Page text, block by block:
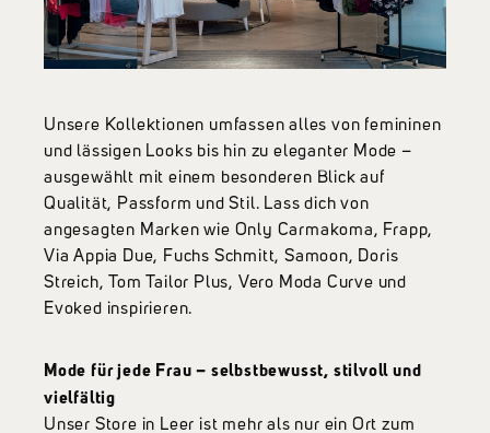
Unsere Kollektionen umfassen alles von femininen
und lässigen Looks bis hin zu eleganter Mode –
ausgewählt mit einem besonderen Blick auf
Qualität, Passform und Stil. Lass dich von
angesagten Marken wie Only Carmakoma, Frapp,
Via Appia Due, Fuchs Schmitt, Samoon, Doris
Streich, Tom Tailor Plus, Vero Moda Curve und
Evoked inspirieren.
Mode für jede Frau – selbstbewusst, stilvoll und
vielfältig
Unser Store in Leer ist mehr als nur ein Ort zum